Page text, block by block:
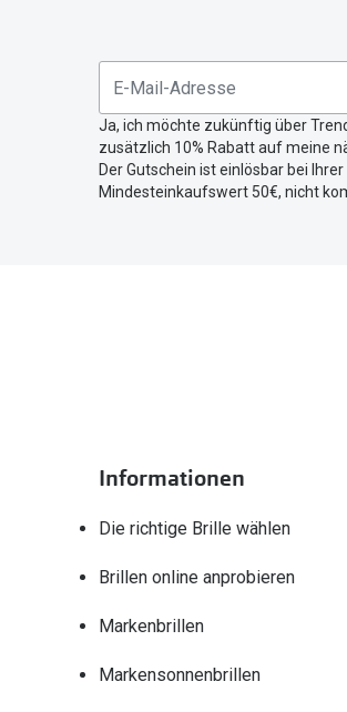
Ja, ich möchte zukünftig über
zusätzlich 10% Rabatt auf meine
Der Gutschein ist einlösbar bei
Mindesteinkaufswert 50€, nicht
Informationen
Die richtige Brille wählen
Brillen online anprobieren
Markenbrillen
Markensonnenbrillen